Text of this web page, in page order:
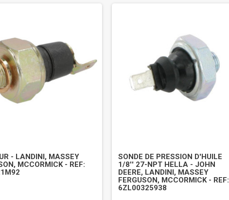
- LANDINI, MASSEY
MCCORMICK - REF:
SONDE DE PRESSION D'HUILE
1/8'' 27-NPT HELLA - JOHN
DEERE, LANDINI, MASSEY
FERGUSON, MCCORMICK - REF:
6ZL00325938